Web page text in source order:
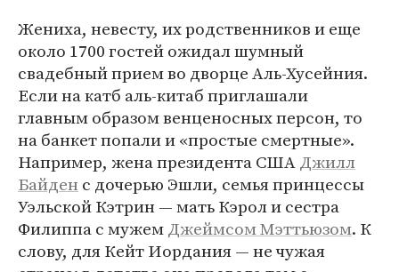
Жениха, невесту, их родственников и еще
около 1700 гостей ожидал шумный
свадебный прием во дворце Аль-Хусейния.
Если на катб аль-китаб приглашали
главным образом венценосных персон, то
на банкет попали и «простые смертные».
Например, жена президента СШАДжилл
Байден с дочерью Эшли, семья принцессы
Уэльской Кэтрин — мать Кэрол и сестра
Филиппа с мужемДжеймсом Мэттьюзом. К
слову, для Кейт Иордания — не чужая